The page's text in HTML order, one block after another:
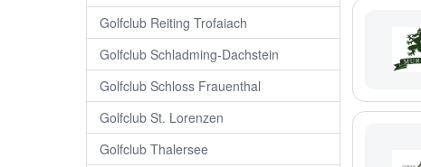
Golfclub Reiting Trofaiach
Golfclub Schladming-Dachstein
Golfclub Schloss Frauenthal
Golfclub St. Lorenzen
Golfclub Thalersee